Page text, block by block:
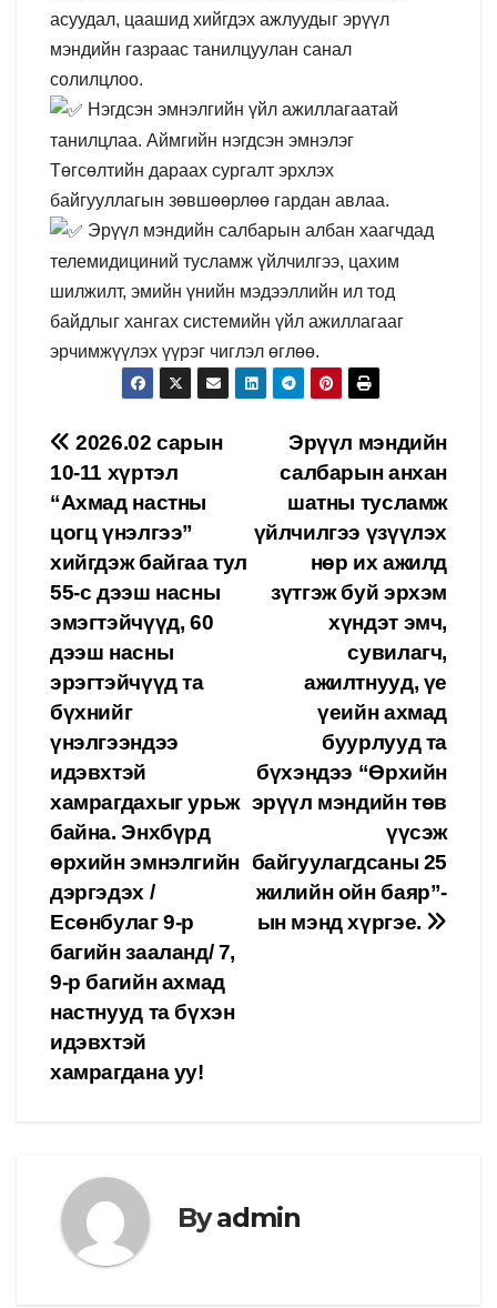
асуудал, цаашид хийгдэх ажлуудыг эрүүл
мэндийн газраас танилцуулан санал
солилцлоо.
Нэгдсэн эмнэлгийн үйл ажиллагаатай
танилцлаа. Аймгийн нэгдсэн эмнэлэг
Төгсөлтийн дараах сургалт эрхлэх
байгууллагын зөвшөөрлөө гардан авлаа.
Эрүүл мэндийн салбарын албан хаагчдад
телемидициний тусламж үйлчилгээ, цахим
шилжилт, эмийн үнийн мэдээллийн ил тод
байдлыг хангах системийн үйл ажиллагааг
эрчимжүүлэх үүрэг чиглэл өглөө.
Post
navigation
Эрүүл мэндийн
салбарын анхан
шатны тусламж
үйлчилгээ үзүүлэх
нөр их ажилд
зүтгэж буй эрхэм
хүндэт эмч,
сувилагч,
ажилтнууд, үе
үеийн ахмад
буурлууд та
бүхэндээ “Өрхийн
эрүүл мэндийн төв
үүсэж
байгуулагдсаны 25
жилийн ойн баяр”-
ын мэнд хүргэе.
2026.02 сарын
10-11 хүртэл
“Ахмад настны
цогц үнэлгээ”
хийгдэж байгаа тул
55-с дээш насны
эмэгтэйчүүд, 60
дээш насны
эрэгтэйчүүд та
бүхнийг
үнэлгээндээ
идэвхтэй
хамрагдахыг урьж
байна. Энхбүрд
өрхийн эмнэлгийн
дэргэдэх /
Есөнбулаг 9-р
багийн зааланд/ 7,
9-р багийн ахмад
настнууд та бүхэн
идэвхтэй
хамрагдана уу!
Byadmin